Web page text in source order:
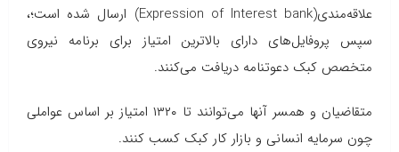
علاقه‌مندی(Expression of Interest bank) ارسال شده است؛،
سپس پروفایل‌های دارای بالاترین امتیاز برای برنامه نیروی
متخصص کبک دعوتنامه دریافت می‌کنند.
متقاضیان و همسر آنها می‌توانند تا ۱۳۲۰ امتیاز بر اساس عواملی
چون سرمایه انسانی و بازار کار کبک کسب کنند.